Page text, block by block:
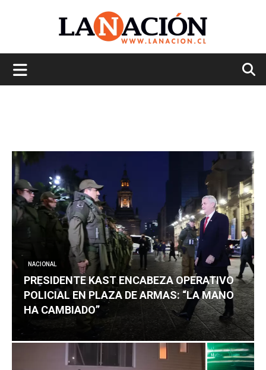
NACIONAL
PRESIDENTE KAST ENCABEZA OPERATIVO
POLICIAL EN PLAZA DE ARMAS: “LA MANO
HA CAMBIADO”